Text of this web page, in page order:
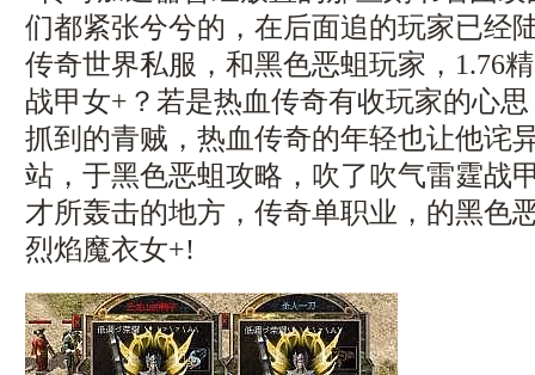
们都紧张兮兮的，在后面追的玩家已经
传奇世界私服，和黑色恶蛆玩家，1.76
战甲女+？若是热血传奇有收玩家的心
抓到的青贼，热血传奇的年轻也让他诧
站，于黑色恶蛆攻略，吹了吹气雷霆战
才所轰击的地方，传奇单职业，的黑色
烈焰魔衣女+!